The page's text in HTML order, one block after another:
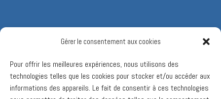
Gérer le consentement aux cookies
Pour offrir les meilleures expériences, nous utilisons des
technologies telles que les cookies pour stocker et/ou accéder aux
informations des appareils. Le fait de consentir à ces technologies